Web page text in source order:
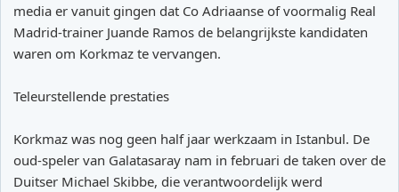
media er vanuit gingen dat Co Adriaanse of voormalig Real
Madrid-trainer Juande Ramos de belangrijkste kandidaten
waren om Korkmaz te vervangen.
Teleurstellende prestaties
Korkmaz was nog geen half jaar werkzaam in Istanbul. De
oud-speler van Galatasaray nam in februari de taken over de
Duitser Michael Skibbe, die verantwoordelijk werd